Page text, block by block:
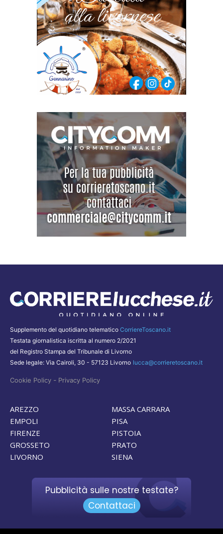
Supplemento del quotidiano telematico CorriereToscano.it
Testata giornalistica iscritta al numero 2/2021
del Registro Stampa del Tribunale di Livorno
Sede legale: Via Cairoli, 30 - 57123 Livorno lucca@corrieretoscano.it
Cookie Policy - Privacy Policy
AREZZO
EMPOLI
FIRENZE
GROSSETO
LIVORNO
MASSA CARRARA
PISA
PISTOIA
PRATO
SIENA
Pubblicità sulle nostre testate?
Contattaci